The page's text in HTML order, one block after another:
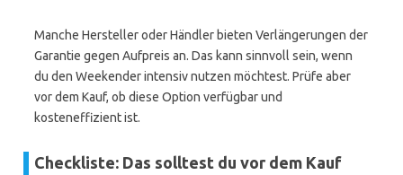
Manche Hersteller oder Händler bieten Verlängerungen der
Garantie gegen Aufpreis an. Das kann sinnvoll sein, wenn
du den Weekender intensiv nutzen möchtest. Prüfe aber
vor dem Kauf, ob diese Option verfügbar und
kosteneffizient ist.
Checkliste: Das solltest du vor dem Kauf